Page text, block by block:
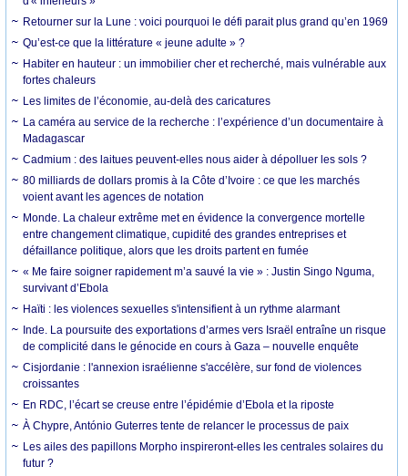
Retourner sur la Lune : voici pourquoi le défi parait plus grand qu’en 1969
Qu’est-ce que la littérature « jeune adulte » ?
Habiter en hauteur : un immobilier cher et recherché, mais vulnérable aux
fortes chaleurs
Les limites de l’économie, au-delà des caricatures
La caméra au service de la recherche : l’expérience d’un documentaire à
Madagascar
Cadmium : des laitues peuvent-elles nous aider à dépolluer les sols ?
80 milliards de dollars promis à la Côte d’Ivoire : ce que les marchés
voient avant les agences de notation
Monde. La chaleur extrême met en évidence la convergence mortelle
entre changement climatique, cupidité des grandes entreprises et
défaillance politique, alors que les droits partent en fumée
« Me faire soigner rapidement m’a sauvé la vie » : Justin Singo Nguma,
survivant d’Ebola
Haïti : les violences sexuelles s'intensifient à un rythme alarmant
Inde. La poursuite des exportations d’armes vers Israël entraîne un risque
de complicité dans le génocide en cours à Gaza – nouvelle enquête
Cisjordanie : l'annexion israélienne s'accélère, sur fond de violences
croissantes
En RDC, l’écart se creuse entre l’épidémie d’Ebola et la riposte
À Chypre, António Guterres tente de relancer le processus de paix
Les ailes des papillons Morpho inspireront-elles les centrales solaires du
futur ?